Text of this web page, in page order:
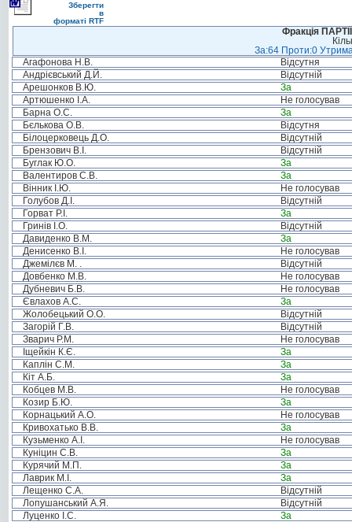
Зберегти
в
форматі RTF
Фракція
За:64 Проти:0
Агафонова Н.В.
Відсутня
Андрієвський Д.Й.
Відсутній
Арешонков В.Ю.
За
Артюшенко І.А.
Не голосував
Барна О.С.
За
Бєлькова О.В.
Відсутня
Білоцерковець Д.О.
Відсутній
Брензович В.І.
Відсутній
Буглак Ю.О.
За
Валентиров С.В.
За
Вінник І.Ю.
Не голосував
Голубов Д.І.
Відсутній
Горват Р.І.
За
Гринів І.О.
Відсутній
Давиденко В.М.
За
Денисенко В.І.
Не голосував
Джемілєв М. .
Відсутній
Довбенко М.В.
Не голосував
Дубневич Б.В.
Не голосував
Євлахов А.С.
За
Жолобецький О.О.
Відсутній
Загорій Г.В.
Відсутній
Зварич Р.М.
Не голосував
Іщейкін К.Є.
За
Каплін С.М.
За
Кіт А.Б.
За
Кобцев М.В.
Не голосував
Козир Б.Ю.
За
Корнацький А.О.
Не голосував
Кривохатько В.В.
За
Кузьменко А.І.
Не голосував
Куніцин С.В.
За
Курячий М.П.
За
Лаврик М.І.
За
Лещенко С.А.
Відсутній
Лопушанський А.Я.
Відсутній
Луценко І.С.
За